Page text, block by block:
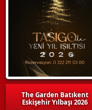
The Garden Batıkent
Eskişehir Yılbaşı 2026